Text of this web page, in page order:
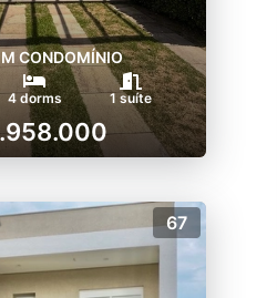
CONDOMÍNIO
4 dorms 1 suíte
67